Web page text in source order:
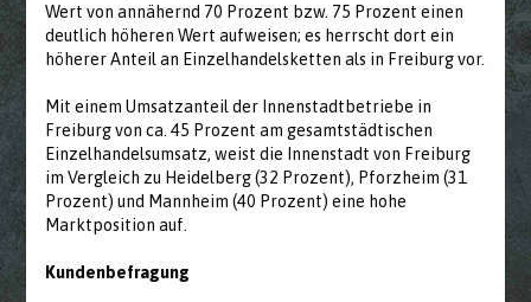
Wert von annähernd 70 Prozent bzw. 75 Prozent einen
deutlich höheren Wert aufweisen; es herrscht dort ein
höherer Anteil an Einzelhandelsketten als in Freiburg vor.
Mit einem Umsatzanteil der Innenstadtbetriebe in
Freiburg von ca. 45 Prozent am gesamtstädtischen
Einzelhandelsumsatz, weist die Innenstadt von Freiburg
im Vergleich zu Heidelberg (32 Prozent), Pforzheim (31
Prozent) und Mannheim (40 Prozent) eine hohe
Marktposition auf.
Kundenbefragung